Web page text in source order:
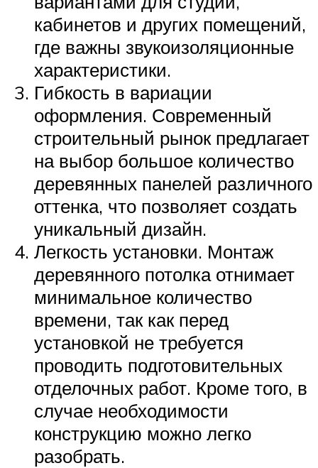
кабинетов и других помещений,
где важны звукоизоляционные
характеристики.
Гибкость в вариации
оформления. Современный
строительный рынок предлагает
на выбор большое количество
деревянных панелей различного
оттенка, что позволяет создать
уникальный дизайн.
Легкость установки. Монтаж
деревянного потолка отнимает
минимальное количество
времени, так как перед
установкой не требуется
проводить подготовительных
отделочных работ. Кроме того, в
случае необходимости
конструкцию можно легко
разобрать.